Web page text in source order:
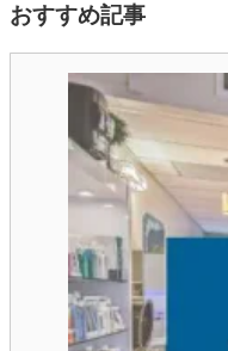
おすすめ記事